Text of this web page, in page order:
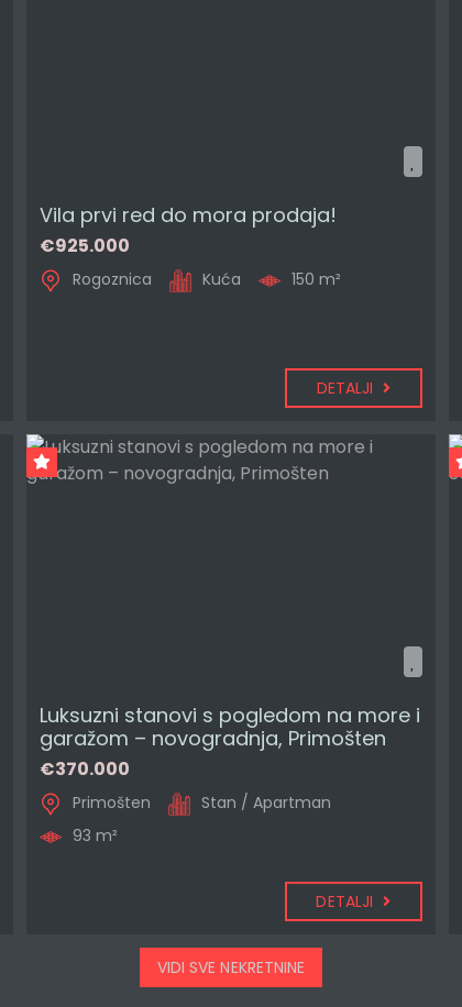
Vila prvi red do mora prodaja!
€925.000
Rogoznica Kuća 150 m²
DETALJI
Luksuzni stanovi s pogledom na more i
garažom – novogradnja, Primošten
€370.000
Primošten
Stan / Apartman
93 m²
DETALJI
VIDI SVE NEKRETNINE